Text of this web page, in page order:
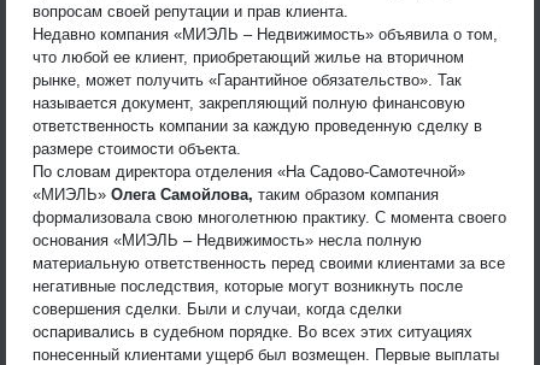
вопросам своей репутации и прав клиента.
Недавно компания «МИЭЛЬ – Недвижимость» объявила о том,
что любой ее клиент, приобретающий жилье на вторичном
рынке, может получить «Гарантийное обязательство». Так
называется документ, закрепляющий полную финансовую
ответственность компании за каждую проведенную сделку в
размере стоимости объекта.
По словам директора отделения «На Садово-Самотечной»
«МИЭЛЬ» Олега Самойлова, таким образом компания
формализовала свою многолетнюю практику. С момента своего
основания «МИЭЛЬ – Недвижимость» несла полную
материальную ответственность перед своими клиентами за все
негативные последствия, которые могут возникнуть после
совершения сделки. Были и случаи, когда сделки
оспаривались в судебном порядке. Во всех этих ситуациях
понесенный клиентами ущерб был возмещен. Первые выплаты